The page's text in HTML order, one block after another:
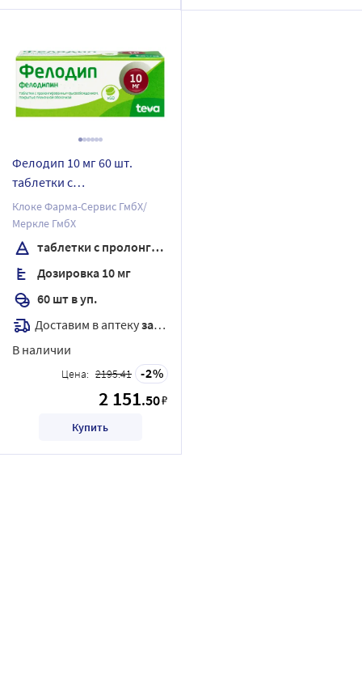
Фелодип 10 мг 60 шт.
таблетки с
пролонгированным
высвобождением,
покрытые пленочной
оболочкой
Клоке Фарма-Сервис ГмбХ/
Меркле ГмбХ
таблетки с пролонгированным высвобождением, покрытые пленочной оболочкой
Дозировка 10 мг
60 шт в уп.
Доставим в аптекузавтра
В наличии
Цена: 2195.41 2
2 151.50₽
Купить